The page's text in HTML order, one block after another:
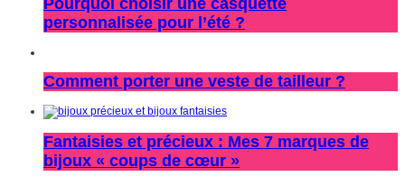
personnalisée pour l’été ?
Comment porter une veste de tailleur ?
Fantaisies et précieux : Mes 7 marques de
bijoux « coups de cœur »